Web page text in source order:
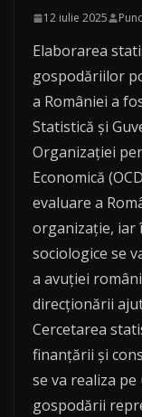
12 iulie 2025
Elaborarea
gospodăriilor
a României a
Statistică și
Organizației
Economică
evaluare a
organizație, iar
sociologice se
a avuției
direcționării
Cercetarea
finanțării și
se va realiza pe
gospodării